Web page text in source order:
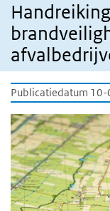
Handreiking
Publicatiedatum